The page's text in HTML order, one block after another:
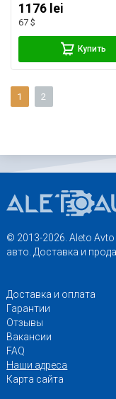
1176 lei
67 $
Купить
1 2
© 2013-2026. Aleto
авто. Доставка и
Доставка и оплата
Гарантии
Отзывы
Вакансии
FAQ
Наши адреса
Карта сайта